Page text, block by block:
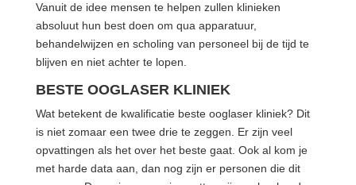
Vanuit de idee mensen te helpen zullen klinieken
absoluut hun best doen om qua apparatuur,
behandelwijzen en scholing van personeel bij de tijd te
blijven en niet achter te lopen.
BESTE OOGLASER KLINIEK
Wat betekent de kwalificatie beste ooglaser kliniek? Dit
is niet zomaar een twee drie te zeggen. Er zijn veel
opvattingen als het over het beste gaat. Ook al kom je
met harde data aan, dan nog zijn er personen die dit